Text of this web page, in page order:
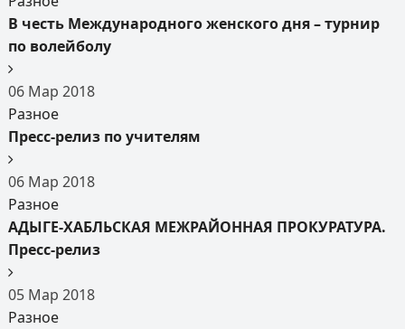
В честь Международного женского дня – турнир
по волейболу
06 Мар 2018
Разное
Пресс-релиз по учителям
06 Мар 2018
Разное
АДЫГЕ-ХАБЛЬСКАЯ МЕЖРАЙОННАЯ ПРОКУРАТУРА.
Пресс-релиз
05 Мар 2018
Разное